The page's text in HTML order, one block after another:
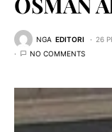
NGA EDITORI 26
NO COMMENTS